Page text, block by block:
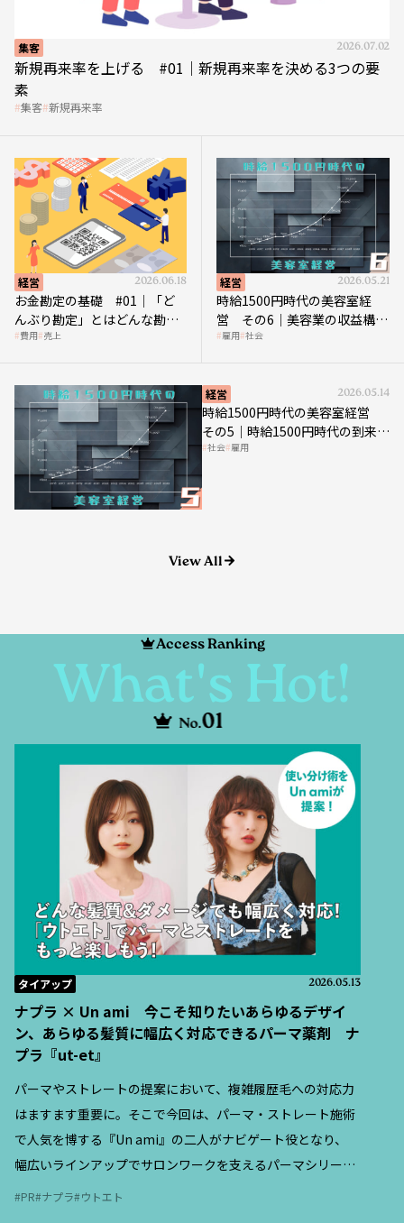
新規再来率を上げる #01｜新規再来率を決める3つの要
素
集客
経営 2026.06.18
お金勘定の基礎 #01｜「ど
んぶり勘定」とはどんな勘
定？
費用 売上
経営 2026.05.21
時給1500円時代の美容室経
営 その6｜美容業の収益構造
を改革する「多次元化」
雇用 社会
時給1500円時代の美容室経営
その5｜時給1500円時代の到来は
美容業の収益構造を見直す契機
社会 雇用
What's Hot!
No. 01
ナプラ × Un ami 今こそ知りたいあらゆるデザイ
ン、あらゆる髪質に幅広く対応できるパーマ薬剤 ナ
プラ『ut-et』
はますます重要に。そこで今回は、パーマ・ストレート施術
で人気を博する『Un ami』の二人がナビゲート役となり、
幅広いラインアップでサロンワークを支えるパーマシリーズ
『ut-et（ウトエト）』の特徴と、現場での活用ポイントを紹
介する。